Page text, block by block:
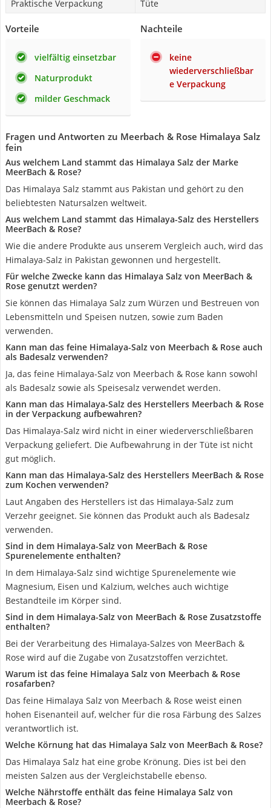
Praktische Verpackung Tüte
Vorteile
vielfältig einsetzbar
Naturprodukt
milder Geschmack
Nachteile
keine
wiederverschließbar
e Verpackung
Fragen und Antworten zu Meerbach & Rose Himalaya Salz
fein
Aus welchem Land stammt das Himalaya Salz der Marke
MeerBach & Rose?
Das Himalaya Salz stammt aus Pakistan und gehört zu den
beliebtesten Natursalzen weltweit.
Aus welchem Land stammt das Himalaya-Salz des Herstellers
MeerBach & Rose?
Wie die andere Produkte aus unserem Vergleich auch, wird das
Himalaya-Salz in Pakistan gewonnen und hergestellt.
Für welche Zwecke kann das Himalaya Salz von MeerBach &
Rose genutzt werden?
Sie können das Himalaya Salz zum Würzen und Bestreuen von
Lebensmitteln und Speisen nutzen, sowie zum Baden
verwenden.
Kann man das feine Himalaya-Salz von Meerbach & Rose auch
als Badesalz verwenden?
Ja, das feine Himalaya-Salz von Meerbach & Rose kann sowohl
als Badesalz sowie als Speisesalz verwendet werden.
Kann man das Himalaya-Salz des Herstellers Meerbach & Rose
in der Verpackung aufbewahren?
Das Himalaya-Salz wird nicht in einer wiederverschließbaren
Verpackung geliefert. Die Aufbewahrung in der Tüte ist nicht
gut möglich.
Kann man das Himalaya-Salz des Herstellers MeerBach & Rose
zum Kochen verwenden?
Laut Angaben des Herstellers ist das Himalaya-Salz zum
Verzehr geeignet. Sie können das Produkt auch als Badesalz
verwenden.
Sind in dem Himalaya-Salz von MeerBach & Rose
Spurenelemente enthalten?
In dem Himalaya-Salz sind wichtige Spurenelemente wie
Magnesium, Eisen und Kalzium, welches auch wichtige
Bestandteile im Körper sind.
Sind in dem Himalaya-Salz von MeerBach & Rose Zusatzstoffe
enthalten?
Bei der Verarbeitung des Himalaya-Salzes von MeerBach &
Rose wird auf die Zugabe von Zusatzstoffen verzichtet.
Warum ist das feine Himalaya Salz von Meerbach & Rose
rosafarben?
Das feine Himalaya Salz von Meerbach & Rose weist einen
hohen Eisenanteil auf, welcher für die rosa Färbung des Salzes
verantwortlich ist.
Welche Körnung hat das Himalaya Salz von MeerBach & Rose?
Das Himalaya Salz hat eine grobe Krönung. Dies ist bei den
meisten Salzen aus der Vergleichstabelle ebenso.
Welche Nährstoffe enthält das feine Himalaya Salz von
Meerbach & Rose?